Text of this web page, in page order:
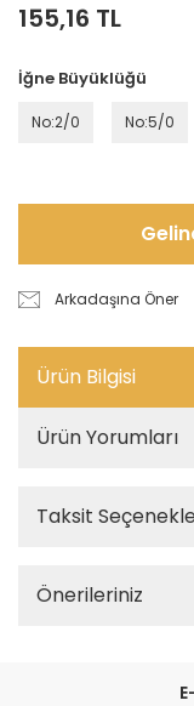
155,16 TL
İğne Büyüklüğü
No:2/0 No:5/0
Arkadaşına Öner
Ürün Bilgisi
Ürün Yorumları
Taksit
Önerileriniz